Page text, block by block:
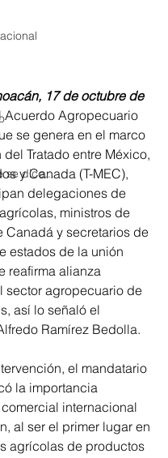
se dice...
17 de octubre de
Agropecuario
se genera en el marco
Tratado entre México,
y Canada (T-MEC),
delegaciones de
ministros de
Canadá y secretarios de
estados de la unión
reafirma alianza
sector agropecuario de
así lo señaló el
Ramírez Bedolla.
el mandatario
la importancia
internacional
al ser el primer lugar en
agrícolas de productos